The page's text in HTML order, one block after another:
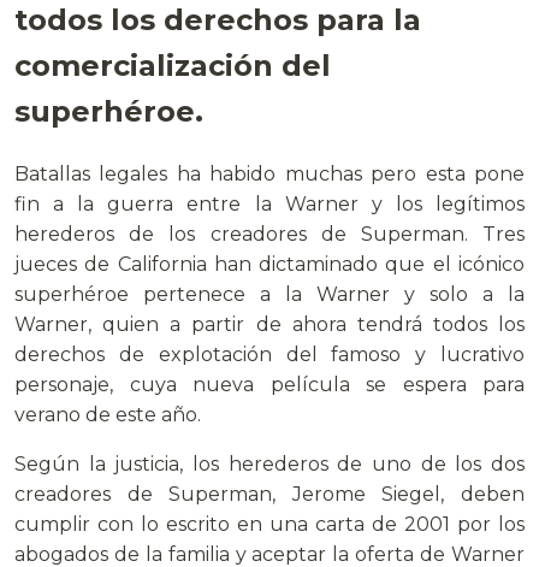
todos los derechos para la
comercialización del
superhéroe.
Batallas legales ha habido muchas pero esta pone
fin a la guerra entre la Warner y los legítimos
herederos de los creadores de Superman. Tres
jueces de California han dictaminado que el icónico
superhéroe pertenece a la Warner y solo a la
Warner, quien a partir de ahora tendrá todos los
derechos de explotación del famoso y lucrativo
personaje, cuya nueva película se espera para
verano de este año.
Según la justicia, los herederos de uno de los dos
creadores de Superman, Jerome Siegel, deben
cumplir con lo escrito en una carta de 2001 por los
abogados de la familia y aceptar la oferta de Warner